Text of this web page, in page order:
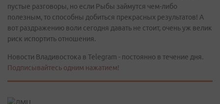
пустые разговоры, но если Рыбы займутся чем-либо
полезным, то способны добиться прекрасных результатов! А
вот раздражению воли сегодня давать не стоит, очень уж велик
риск испортить отношения.
Новости Владивостока в Telegram - постоянно в течение дня.
Подписывайтесь одним нажатием!